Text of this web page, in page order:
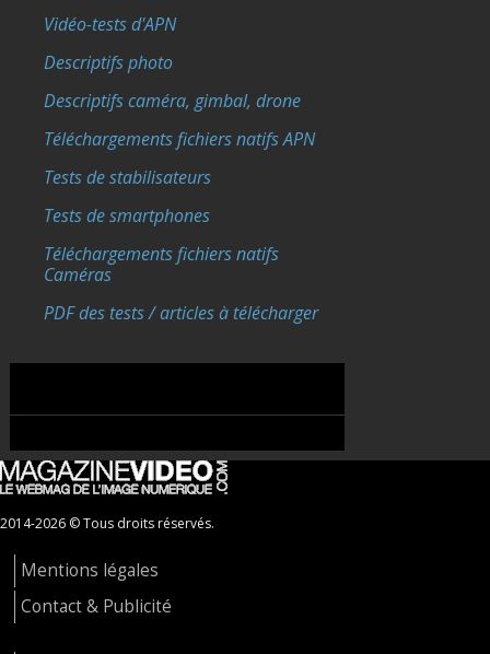
Vidéo-tests d'APN
Descriptifs photo
Descriptifs caméra, gimbal, drone
Téléchargements fichiers natifs APN
Tests de stabilisateurs
Tests de smartphones
Téléchargements fichiers natifs
Caméras
PDF des tests / articles à télécharger
2014-2026 © Tous droits réservés.
Mentions légales
Contact & Publicité